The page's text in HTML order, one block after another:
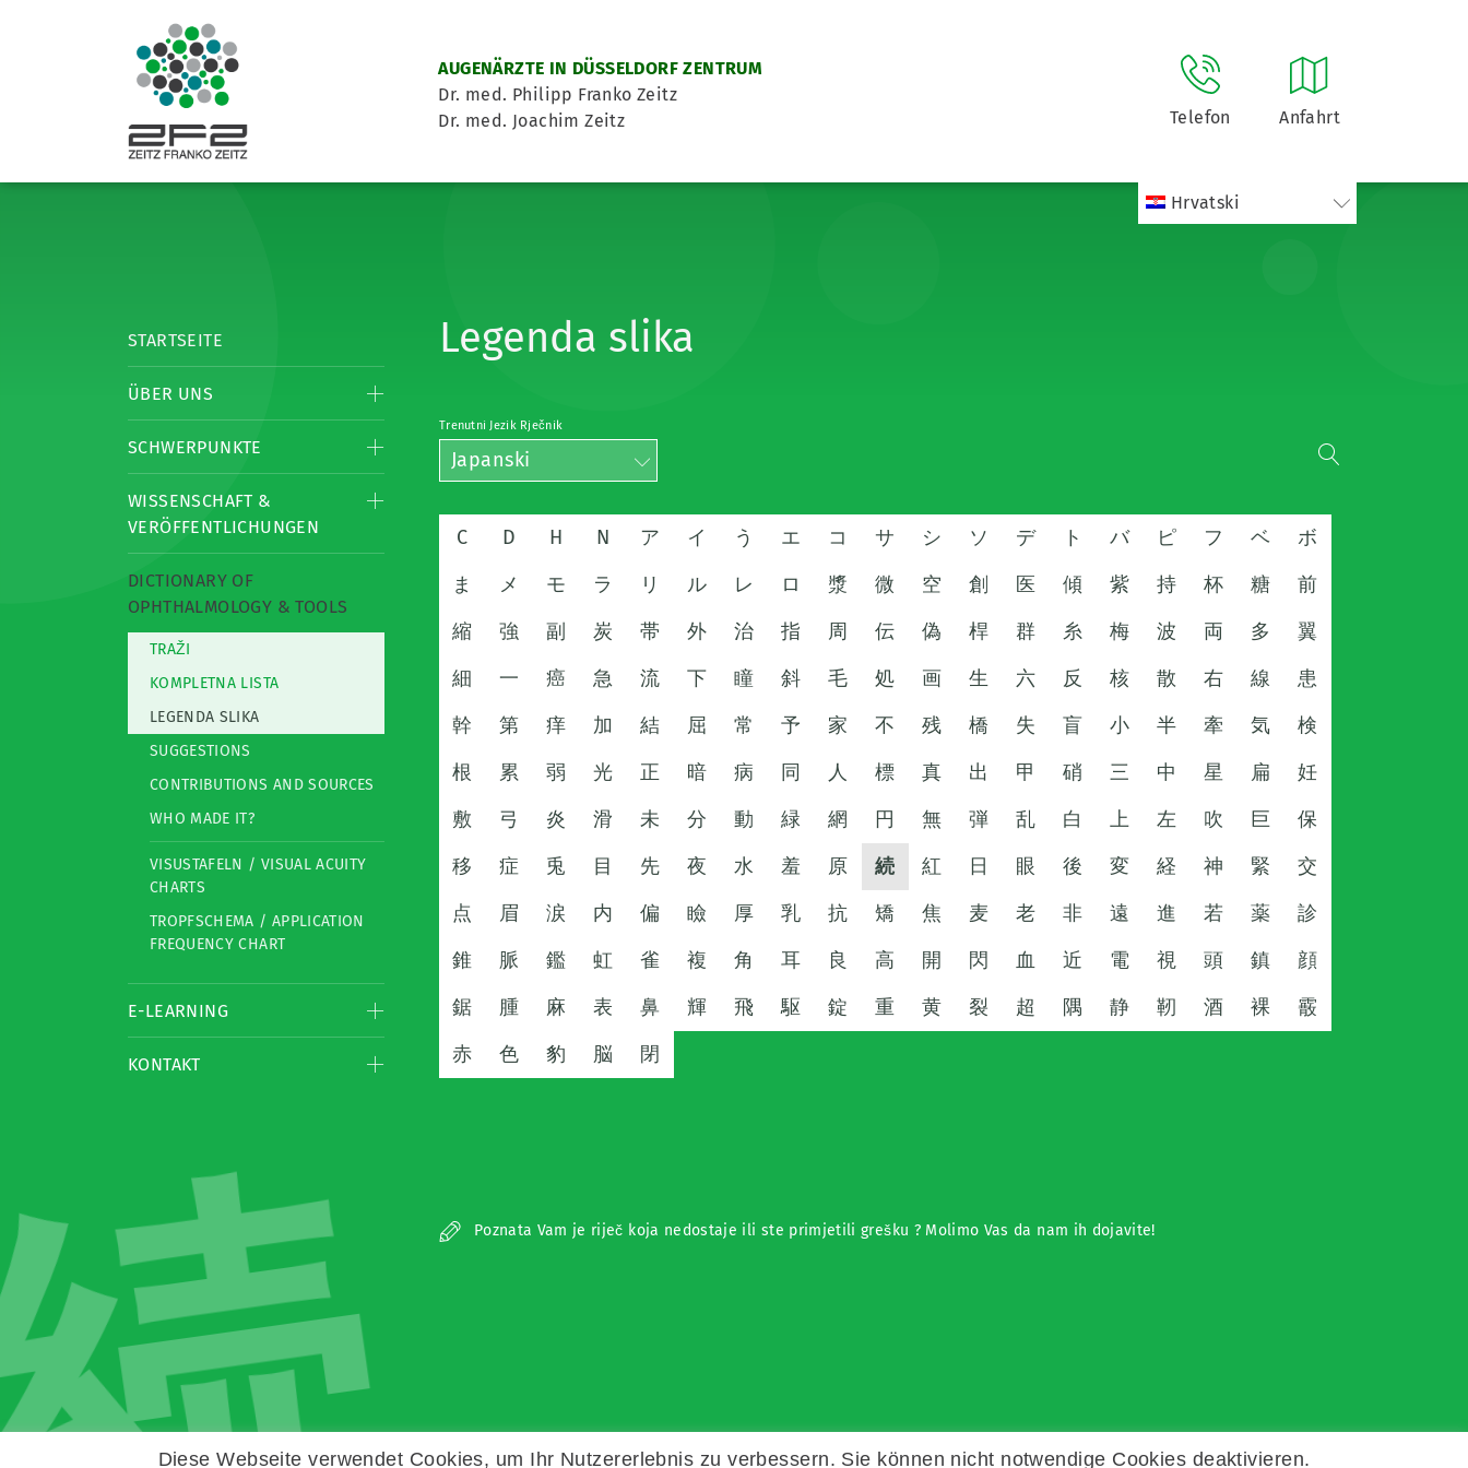
AUGENÄRZTE IN DÜSSELDORF ZENTRUM
Dr. med. Philipp Franko Zeitz
Dr. med. Joachim Zeitz
Telefon Anfahrt
Hrvatski
STARTSEITE
ÜBER UNS
SCHWERPUNKTE
WISSENSCHAFT &
VERÖFFENTLICHUNGEN
DICTIONARY OF
OPHTHALMOLOGY & TOOLS
TRAŽI
KOMPLETNA LISTA
LEGENDA SLIKA
SUGGESTIONS
CONTRIBUTIONS AND SOURCES
WHO MADE IT?
VISUSTAFELN / VISUAL ACUITY
CHARTS
TROPFSCHEMA / APPLICATION
FREQUENCY CHART
E-LEARNING
KONTAKT
Legenda slika
Trenutni Jezik Rječnik
Japanski
C D H N ア イ う エ コ サ シ ソ デ ト バ ピ フ ベ
ボ
ま
メ モ ラ リ ル レ ロ 漿 微 空 創 医 傾 紫 持 杯 糖
前
縮
強 副 炭 帯 外 治 指 周 伝 偽 桿 群 糸 梅 波 両 多
翼
細
一 癌 急 流 下 瞳 斜 毛 処 画 生 六 反 核 散 右 線
患
幹
第 痒 加 結 屈 常 予 家 不 残 橋 失 盲 小 半 牽 気
検
根
累 弱 光 正 暗 病 同 人 標 真 出 甲 硝 三 中 星 扁
妊
敷
弓 炎 滑 未 分 動 緑 網 円 無 弾 乱 白 上 左 吹 巨
保
移
症 兎 目 先 夜 水 羞 原 続 紅 日 眼 後 変 経 神 緊
交
点
眉 涙 内 偏 瞼 厚 乳 抗 矯 焦 麦 老 非 遠 進 若 薬
診
錐
脈 鑑 虹 雀 複 角 耳 良 高 開 閃 血 近 電 視 頭 鎮
顔
鋸
腫 麻 表 鼻 輝 飛 駆 錠 重 黄 裂 超 隅 静 靭 酒 裸
霰
赤
色 豹 脳 閉
Poznata Vam je riječ koja nedostaje ili ste primjetili grešku ? Molimo Vas da nam ih dojavite!
Diese Webseite verwendet Cookies, um Ihr Nutzererlebnis zu verbessern. Sie können nicht notwendige Cookies deaktivieren.